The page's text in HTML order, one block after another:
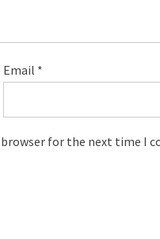
Email *
for the next time I